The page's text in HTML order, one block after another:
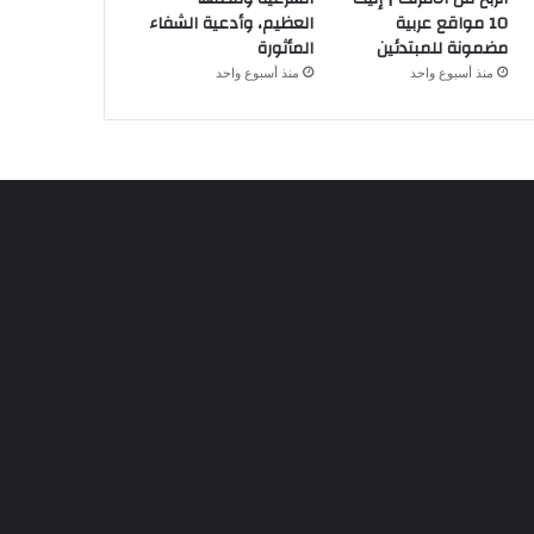
10 مواقع عربية
مضمونة للمبتدئين
منذ أسبوع واحد
العظيم، وأدعية الشفاء
المأثورة
منذ أسبوع واحد